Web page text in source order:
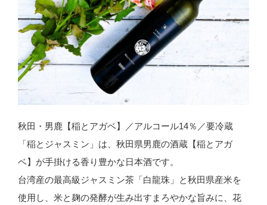
秋田・男鹿【稲とアガベ】／アルコール14％／要冷蔵
「稲とジャスミン」は、秋田県男鹿の酒蔵【稲とアガ
ベ】が手掛ける香り豊かな日本酒です。
台湾産の最高級ジャスミン茶「白龍珠」と秋田県産米を
使用し、米と麹の発酵が生み出すまろやかな旨みに、花